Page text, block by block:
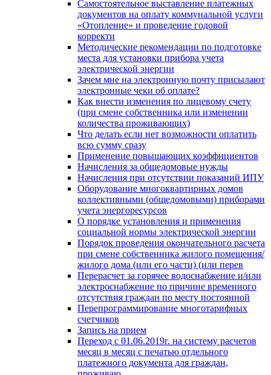
Самостоятельное выставление платежных
документов на оплату коммунальной услуги
«Отопление» и проведение годовой
корректи
Методические рекомендации по подготовке
места для установки прибора учета
электрической энергии
Зачем мне на электронную почту присылают
электронные чеки об оплате?
Как внести изменения по лицевому счету
(при смене собственника или изменении
количества проживающих)
Что делать если нет возможности оплатить
всю сумму сразу
Применение повышающих коэффициентов
Начисления за общедомовые нужды
Начисления при отсутствии показаний ИПУ
Оборудование многоквартирных домов
коллективными (общедомовыми) приборами
учета энергоресурсов
О порядке установления и применения
социальной нормы электрической энергии
Порядок проведения окончательного расчета
при смене собственника жилого помещения/
жилого дома (или его части) (или перев
Перерасчет за горячее водоснабжение и/или
электроснабжение по причине временного
отсутствия граждан по месту постоянной
Перепрограммирование многотарифных
счетчиков
Запись на прием
Переход с 01.06.2019г. на систему расчетов
месяц в месяц с печатью отдельного
платежного документа для граждан,